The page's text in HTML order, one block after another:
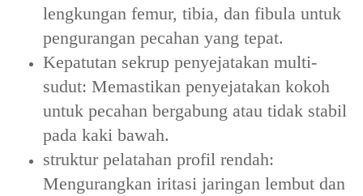
lengkungan femur, tibia, dan fibula untuk
pengurangan pecahan yang tepat.
‌Kepatutan sekrup penyejatakan multi-
sudut‌: Memastikan penyejatakan kokoh
untuk pecahan bergabung atau tidak stabil
pada kaki bawah.
struktur pelatahan profil rendah:
Mengurangkan iritasi jaringan lembut dan